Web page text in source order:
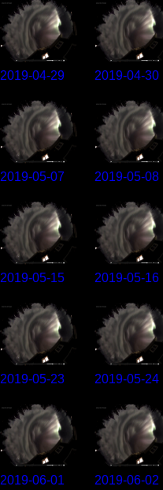
2019-04-29 2019-04-30
2019-05-07 2019-05-08
2019-05-15 2019-05-16
2019-05-23 2019-05-24
2019-06-01 2019-06-02